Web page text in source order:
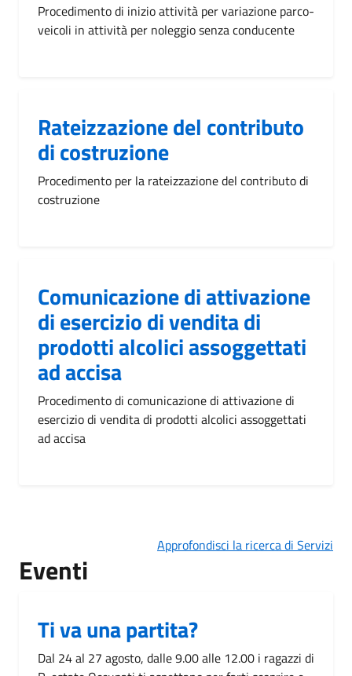
Procedimento di inizio attività per variazione parco-
veicoli in attività per noleggio senza conducente
Rateizzazione del contributo
di costruzione
Procedimento per la rateizzazione del contributo di
costruzione
Comunicazione di attivazione
di esercizio di vendita di
prodotti alcolici assoggettati
ad accisa
Procedimento di comunicazione di attivazione di
esercizio di vendita di prodotti alcolici assoggettati
ad accisa
Approfondisci la ricerca di Servizi
Eventi
Ti va una partita?
Dal 24 al 27 agosto, dalle 9.00 alle 12.00 i ragazzi di